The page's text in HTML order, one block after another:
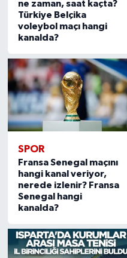
ne zaman, saat kaçta?
Türkiye Belçika
voleybol maçı hangi
kanalda?
SPOR
Fransa Senegal maçını
hangi kanal veriyor,
nerede izlenir? Fransa
Senegal hangi
kanalda?